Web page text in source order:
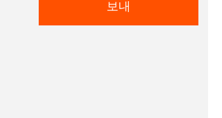
보내